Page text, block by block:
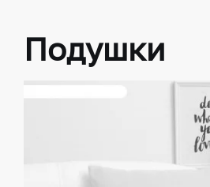
Подушки